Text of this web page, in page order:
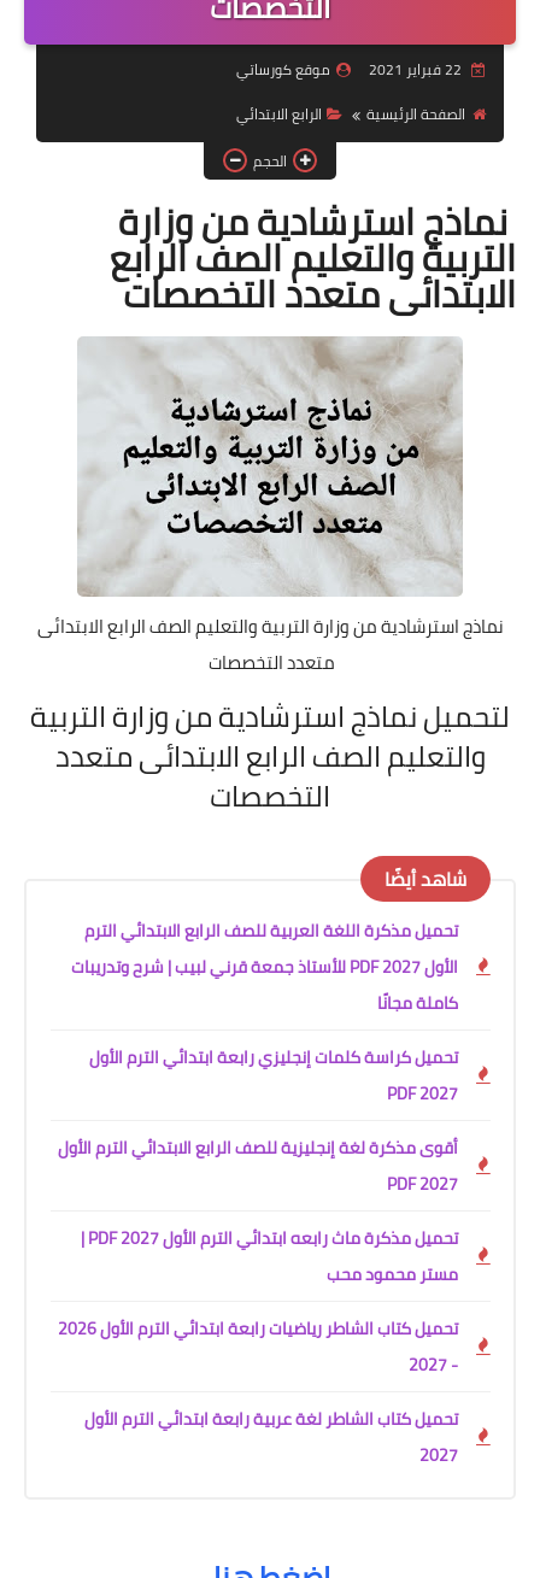
موضوعات
تكنولوجيا
روايات
صحة
موقع كورساتي
الصفحة الرئيسية
الرابع الابتدائي
الحجم
نماذج استرشادية من وزارة
التربية والتعليم الصف الرابع
الابتدائى متعدد التخصصات
نماذج استرشادية من وزارة التربية والتعليم الصف الرابع الابتدائى
متعدد التخصصات
لتحميل نماذج استرشادية من وزارة التربية
والتعليم الصف الرابع الابتدائى متعدد
التخصصات
شاهد أيضًا
تحميل مذكرة اللغة العربية للصف الرابع الابتدائي الترم
الأول 2027 PDF للأستاذ جمعة قرني لبيب | شرح وتدريبات
كاملة مجانًا
تحميل كراسة كلمات إنجليزي رابعة ابتدائي الترم الأول
2027 PDF
أقوى مذكرة لغة إنجليزية للصف الرابع الابتدائي الترم الأول
2027 PDF
تحميل مذكرة ماث رابعه ابتدائي الترم الأول 2027 PDF |
مستر محمود محب
تحميل كتاب الشاطر رياضيات رابعة ابتدائي الترم الأول 2026
- 2027
تحميل كتاب الشاطر لغة عربية رابعة ابتدائي الترم الأول
2027